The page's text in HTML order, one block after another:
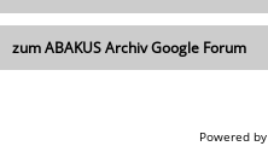
zum ABAKUS Archiv Google Forum
Powered by